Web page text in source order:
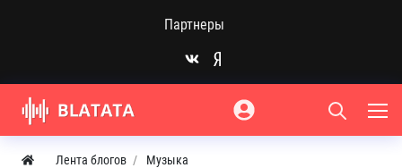
Партнеры
Лента блогов Музыка